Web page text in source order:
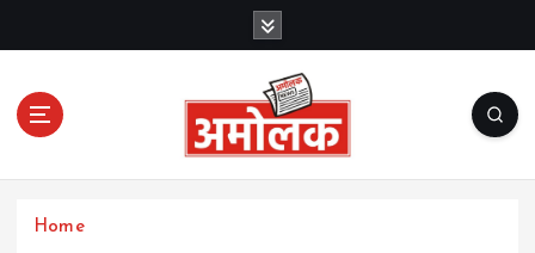
c
Amolak News
Home